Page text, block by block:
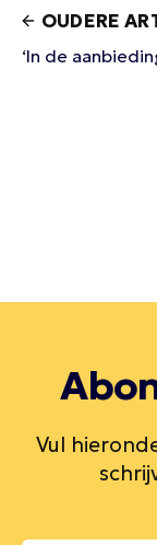
OUDERE
‘In de
Vul